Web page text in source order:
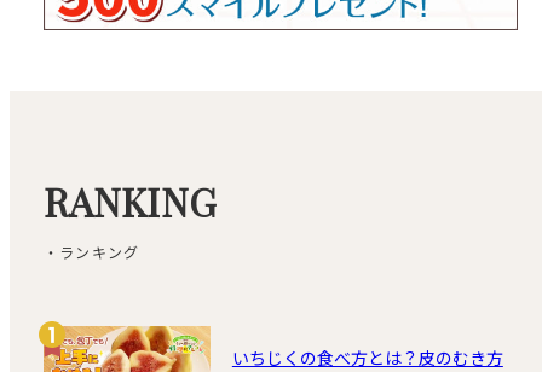
RANKING
・ランキング
いちじくの食べ方とは？皮のむき方